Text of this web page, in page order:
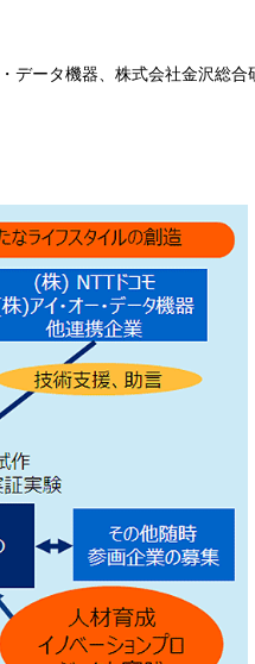
ータ機器、株式会社金沢総